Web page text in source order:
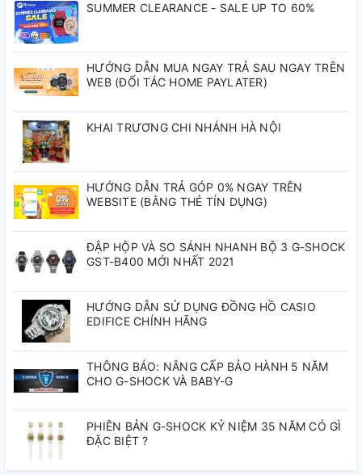
Niềng Thép Không Gỉ
Dây Đeo Thép Không Gỉ
Màu Mặt Số Trắng
Chống Nước 10 ATM
SUMMER CLEARANCE - SALE UP TO 60%
HƯỚNG DẪN MUA NGAY TRẢ SAU NGAY TRÊN
WEB (ĐỐI TÁC HOME PAYLATER)
KHAI TRƯƠNG CHI NHÁNH HÀ NỘI
HƯỚNG DẪN TRẢ GÓP 0% NGAY TRÊN
WEBSITE (BẰNG THẺ TÍN DỤNG)
ĐẬP HỘP VÀ SO SÁNH NHANH BỘ 3 G-SHOCK
GST-B400 MỚI NHẤT 2021
HƯỚNG DẪN SỬ DỤNG ĐỒNG HỒ CASIO
EDIFICE CHÍNH HÃNG
THÔNG BÁO: NÂNG CẤP BẢO HÀNH 5 NĂM
CHO G-SHOCK VÀ BABY-G
PHIÊN BẢN G-SHOCK KỶ NIỆM 35 NĂM CÓ GÌ
ĐẶC BIỆT ?